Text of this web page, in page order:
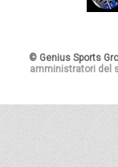
© Genius Sports
amministratori del